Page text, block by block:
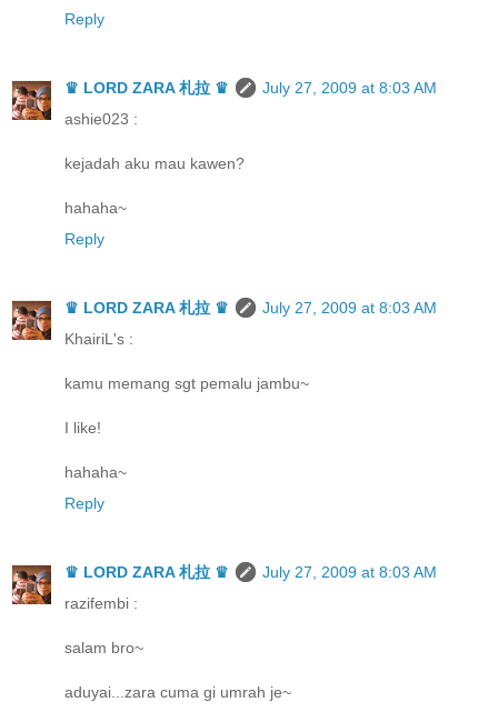
Reply
♛ LORD ZARA 札拉 ♛
July 27, 2009 at 8:03 AM
ashie023 :
kejadah aku mau kawen?
hahaha~
Reply
♛ LORD ZARA 札拉 ♛
July 27, 2009 at 8:03 AM
KhairiL's :
kamu memang sgt pemalu jambu~
I like!
hahaha~
Reply
♛ LORD ZARA 札拉 ♛
July 27, 2009 at 8:03 AM
razifembi :
salam bro~
aduyai...zara cuma gi umrah je~